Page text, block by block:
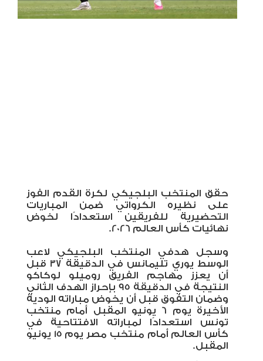
حقق المنتخب البلجيكي لكرة القدم الفوز
على نظيره الكرواتي ضمن المباريات
التحضيرية للفريقين استعدادًا لخوض
نهائيات كأس العالم 2026.
وسجل هدفي المنتخب البلجيكي لاعب
الوسط يوري تليمانس في الدقيقة 37 قبل
أن يعزز مهاجم الفريق روميلو لوكاكو
النتيجة في الدقيقة 95 بإحراز الهدف الثاني
وضمان التفوق قبل أن يخوض مباراته الودية
الأخيرة يوم 6 يونيو المقبل أمام منتخب
تونس استعدادًا لمباراته الافتتاحية في
كأس العالم أمام منتخب مصر يوم 15 يونيو
المقبل.